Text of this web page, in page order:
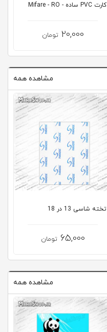
کارت PVC ساده - Mifare - RO
20,000 تومان
مشاهده همه
تخته شاسی 13 در 18
65,000 تومان
مشاهده همه